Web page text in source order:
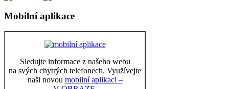
Mobilní aplikace
Sledujte informace z našeho webu
na svých chytrých telefonech. Využívejte
naši novou mobilní aplikaci –